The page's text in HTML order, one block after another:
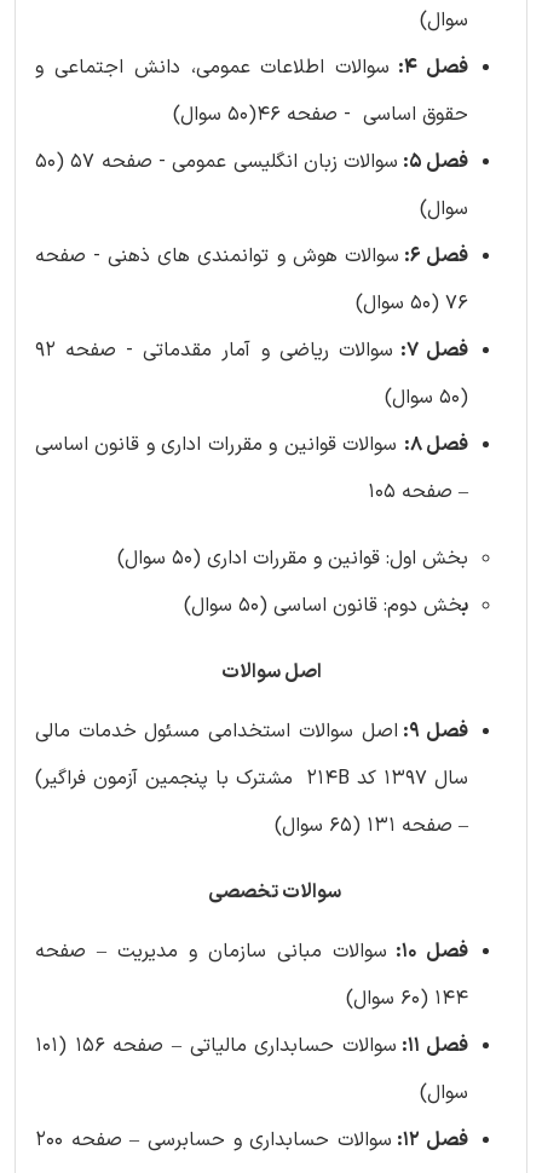
سوال)
فصل 4:
سوالات اطلاعات عمومی، دانش اجتماعی و
حقوق اساسی - صفحه 46(50 سوال)
فصل 5:
سوالات زبان انگلیسی عمومی - صفحه 57 (50
سوال)
فصل 6:
سوالات هوش و توانمندی های ذهنی - صفحه
76 (50 سوال)
فصل 7:
سوالات ریاضی و آمار مقدماتی - صفحه 92
(50 سوال)
فصل 8:
سوالات قوانین و مقررات اداری و قانون اساسی
– صفحه 105
بخش اول: قوانین و مقررات اداری (50 سوال)
بخش دوم: قانون اساسی (50 سوال)
اصل سوالات
فصل 9:
اصل سوالات استخدامی مسئول خدمات مالی
سال 1397 کد 214B مشترک با پنجمین آزمون فراگیر)
– صفحه 131 (65 سوال)
سوالات تخصصی
فصل 10:
سوالات مبانی سازمان و مدیریت – صفحه
144 (60 سوال)
فصل 11:
سوالات حسابداری مالیاتی – صفحه 156 (101
سوال)
فصل 12:
سوالات حسابداری و حسابرسی – صفحه 200